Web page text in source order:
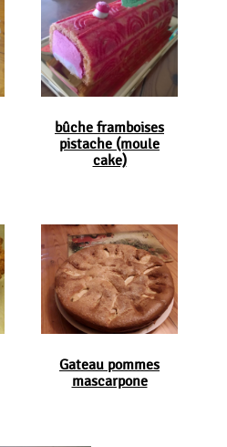
bûche framboises
pistache (moule
cake)
Gateau pommes
mascarpone